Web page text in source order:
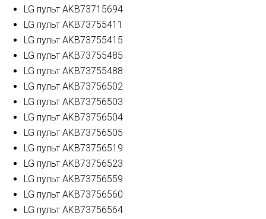
LG пульт AKB73715694
LG пульт AKB73755411
LG пульт AKB73755415
LG пульт AKB73755485
LG пульт AKB73755488
LG пульт AKB73756502
LG пульт AKB73756503
LG пульт AKB73756504
LG пульт AKB73756505
LG пульт AKB73756519
LG пульт AKB73756523
LG пульт AKB73756559
LG пульт AKB73756560
LG пульт AKB73756564